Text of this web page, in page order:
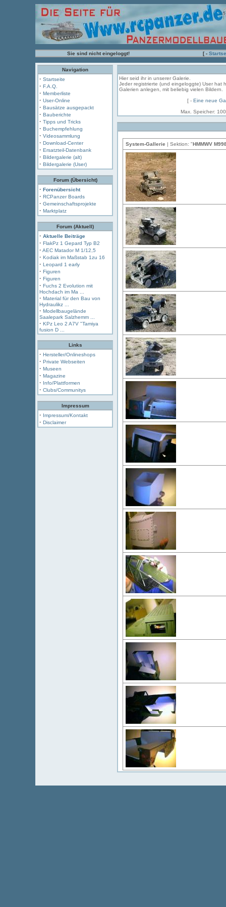
Sie sind nicht eingeloggt! [ -
Navigation
· Startseite
· F.A.Q.
· Memberliste
· User-Online
· Bausätze ausgepackt
· Bauberichte
· Tipps und Tricks
· Buchempfehlung
· Videosammlung
· Download-Center
· Ersatzteil-Datenbank
· Bildergalerie (alt)
· Bildergalerie (User)
Forum (Übersicht)
· Forenübersicht
· RCPanzer Boards
· Gemeinschaftsprojekte
· Marktplatz
Forum (Aktuell)
· Aktuelle Beiträge
· FlakPz 1 Gepard Typ B2
· AEC Matador M 1/12,5
· Kodiak im Maßstab 1zu 16
· Leopard 1 early
· Figuren
· Figuren
· Fuchs 2 Evolution mit
Hochdach im Ma ...
· Material für den Bau von
Hydraulikz ...
· Modellbaugelände
Saalepark Salzhemm ...
· KPz Leo 2 A7V "Tamiya
fusion D ...
Links
· Hersteller/Onlineshops
· Private Webseiten
· Museen
· Magazine
· Info/Plattformen
· Clubs/Communitys
Impressum
· Impressum/Kontakt
· Disclaimer
Hier seid ihr in unserer Galerie.
Jeder registrierte (und eingeloggte) User hat
Galerien anlegen, mit beliebig vielen Bildern.
[ - Eine neue
Max. Speicher:
System-Gallerie | Sektion: "HMMWV